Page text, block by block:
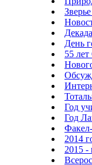
День
55
Год
Год
2014
2015 -